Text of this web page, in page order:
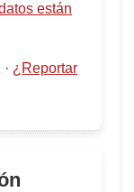
están
· ¿Reportar